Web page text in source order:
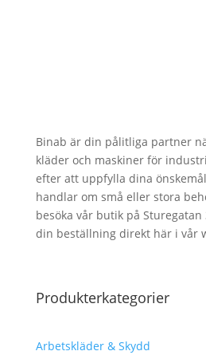
Binab är din pålitliga partner
kläder och maskiner för
efter att uppfylla dina
handlar om små eller stora
besöka vår butik på
din beställning direkt här i vår
Produkterkategorier
Arbetskläder & Skydd